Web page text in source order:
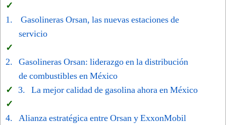
Gasolineras Orsan, las nuevas estaciones de
servicio
Gasolineras Orsan: liderazgo en la distribución
de combustibles en México
La mejor calidad de gasolina ahora en México
Alianza estratégica entre Orsan y ExxonMobil